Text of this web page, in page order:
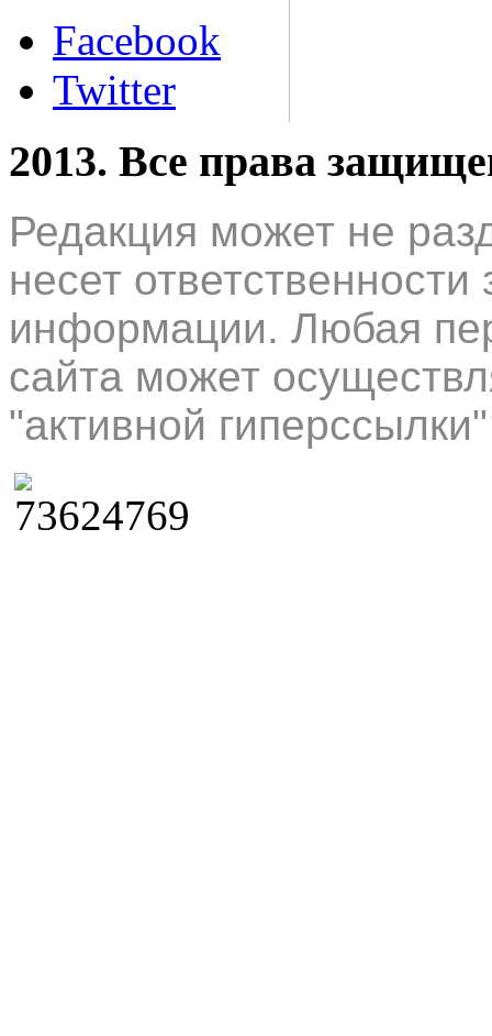
Facebook
Twitter
2013. Все права
Редакция может не
несет
информации. Любая
сайта может
"активной